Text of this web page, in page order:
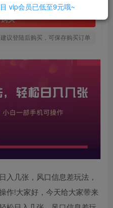
买
议登陆后购买，可保存购买订单
入几张，风口信息差玩法，
作!大家好，今天给大家带来
vip会员已低至9元哦~